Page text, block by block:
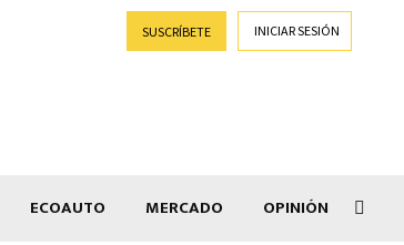
SUSCRÍBETE INICIAR SESIÓN
ECOAUTO MERCADO OPINIÓN